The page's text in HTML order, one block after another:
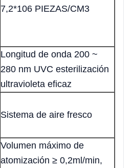
7,2*106 PIEZAS/CM3
Longitud de onda 200 ~
280 nm UVC esterilización
ultravioleta eficaz
Sistema de aire fresco
Volumen máximo de
atomización ≥ 0,2ml/min,